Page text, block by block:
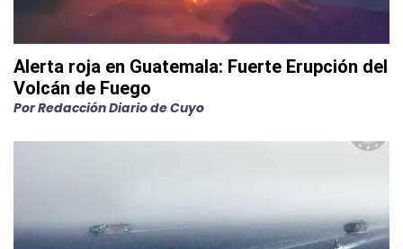
Alerta roja en Guatemala: Fuerte Erupción del
Volcán de Fuego
PorRedacción Diario de Cuyo